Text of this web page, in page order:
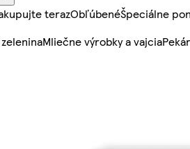
terazObľúbenéŠpeciálne
Mliečne výrobky a vajcia